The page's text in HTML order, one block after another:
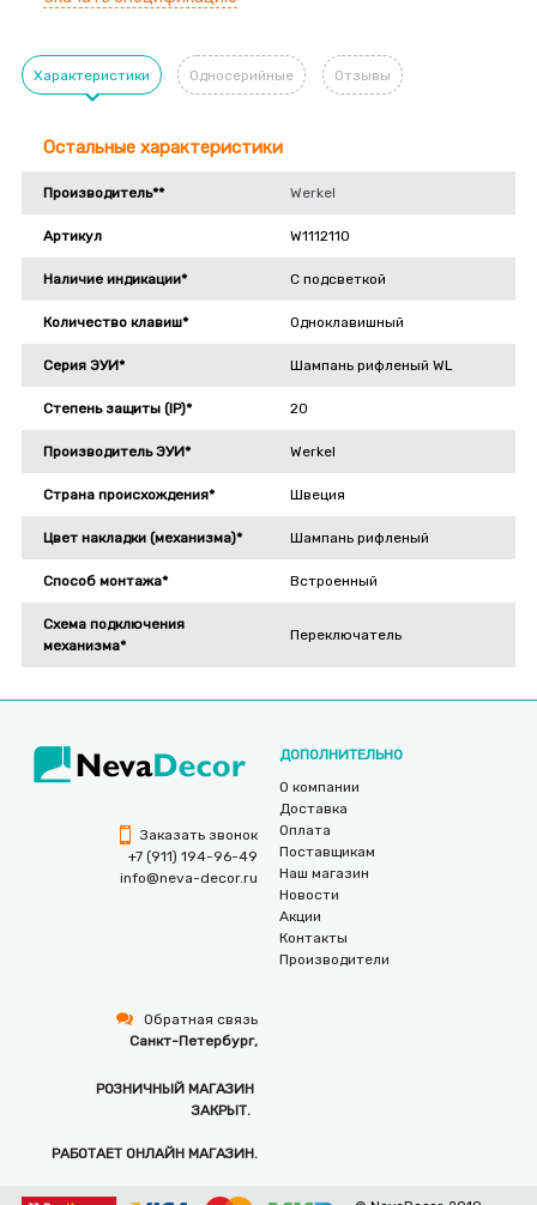
Характеристики Односерийные Отзывы
Остальные характеристики
Производитель** Werkel
Артикул W1112110
Наличие индикации* С подсветкой
Количество клавиш* Одноклавишный
Серия ЭУИ* Шампань рифленый WL
Степень защиты (IP)* 20
Производитель ЭУИ* Werkel
Страна происхождения* Швеция
Цвет накладки (механизма)* Шампань рифленый
Способ монтажа* Встроенный
Схема подключения
механизма*
Переключатель
Заказать звонок
+7 (911) 194-96-49
info@neva-decor.ru
Обратная связь
Санкт-Петербург,
РОЗНИЧНЫЙ МАГАЗИН
ЗАКРЫТ.
РАБОТАЕТ ОНЛАЙН МАГАЗИН.
ДОПОЛНИТЕЛЬНО
О компании
Доставка
Оплата
Поставщикам
Наш магазин
Новости
Акции
Контакты
Производители